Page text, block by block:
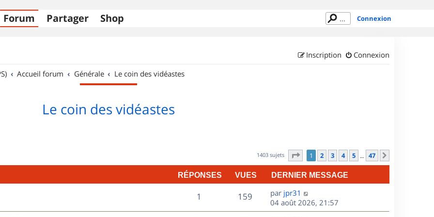
Forum Partager Shop Connexion
Connexion
Inscription
Accueil forum Générale Le coin des vidéastes
Le coin des vidéastes
1403 sujets Page sur47
1 2 3 4 5 … 47
RÉPONSES VUES DERNIER MESSAGE
1
é
159V
u
D
e
r
par jpr31
04 août 2026, 21:57